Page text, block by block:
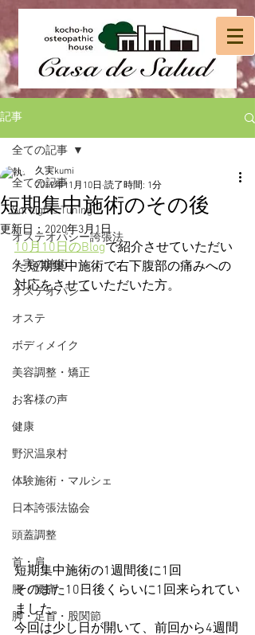
記事
全ての記事
Sol Lights Tuning
オステオパシー誇張法
久実の施術
オステオパシー
オステ
ボディメイク
美容調整・矯正
お客様の声
健康
野沢温泉村
体験施術・マルシェ
日本誇張法協会
頭蓋調整
首・肩
腰・腰痛
脚・足首・股関節
全ての記事
短期集中施術のその後
久実kumi
2019年11月10日 読了時間: 1分
更新日：2020年3月1日
10月10日のBlogで紹介させていただい
た短期集中施術で右下腹部の痛みへの
対応をさせていただいた方。
短期集中施術の1週間後に1回
そのまた10日後くらいに1回来られてい
ました。
今回は少し日が開いて、前回から4週間